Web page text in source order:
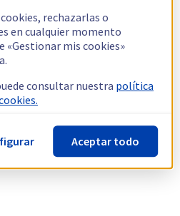
rechazarlas o
en cualquier momento
«Gestionar mis cookies»
consultar nuestra política
Aceptar todo